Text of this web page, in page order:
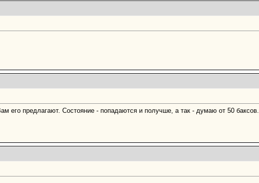
его предлагают. Состояние - попадаются и получше, а так - думаю от 50 баксов.